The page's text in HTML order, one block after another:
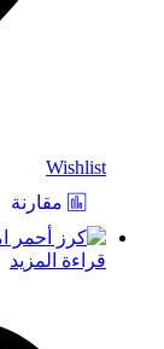
Wishlist
مقارنة
قراءة المزيد